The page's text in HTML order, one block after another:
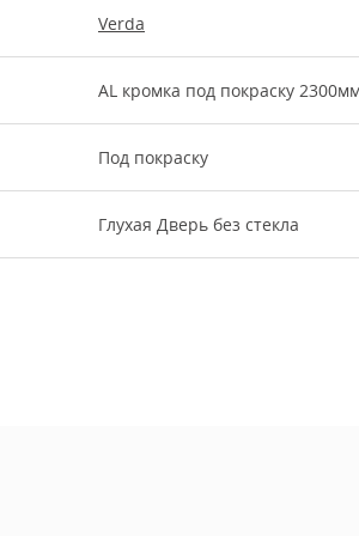
Verda
AL кромка под покраску
Под покраску
Глухая Дверь без стекла